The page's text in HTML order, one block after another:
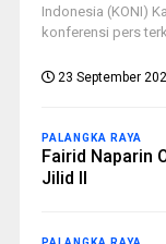
Indonesia (KONI)
konferensi pers
23 September
PALANGKA RAYA
Fairid Naparin
Jilid II